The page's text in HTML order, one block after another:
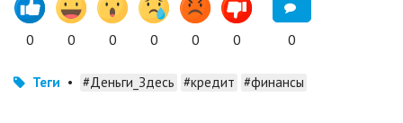
0 0 0 0 0 0 0
Теги • #Деньги_Здесь #кредит #финансы